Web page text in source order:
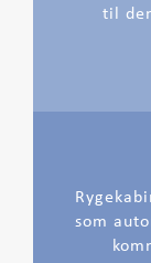
til
som